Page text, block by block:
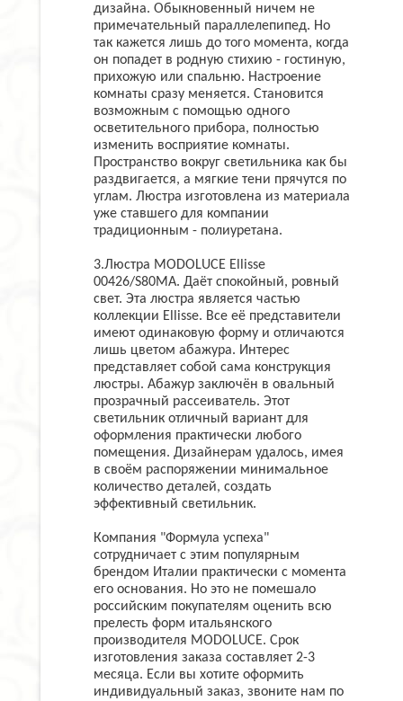
дизайна. Обыкновенный ничем не
примечательный параллелепипед. Но
так кажется лишь до того момента, когда
он попадет в родную стихию - гостиную,
прихожую или спальню. Настроение
комнаты сразу меняется. Становится
возможным с помощью одного
осветительного прибора, полностью
изменить восприятие комнаты.
Пространство вокруг светильника как бы
раздвигается, а мягкие тени прячутся по
углам. Люстра изготовлена из материала
уже ставшего для компании
традиционным - полиуретана.
3.Люстра MODOLUCE Ellisse
00426/S80MA. Даёт спокойный, ровный
свет. Эта люстра является частью
коллекции Ellisse. Все её представители
имеют одинаковую форму и отличаются
лишь цветом абажура. Интерес
представляет собой сама конструкция
люстры. Абажур заключён в овальный
прозрачный рассеиватель. Этот
светильник отличный вариант для
оформления практически любого
помещения. Дизайнерам удалось, имея
в своём распоряжении минимальное
количество деталей, создать
эффективный светильник.
Компания "Формула успеха"
сотрудничает с этим популярным
брендом Италии практически с момента
его основания. Но это не помешало
российским покупателям оценить всю
прелесть форм итальянского
производителя MODOLUCE. Срок
изготовления заказа составляет 2-3
месяца. Если вы хотите оформить
индивидуальный заказ, звоните нам по